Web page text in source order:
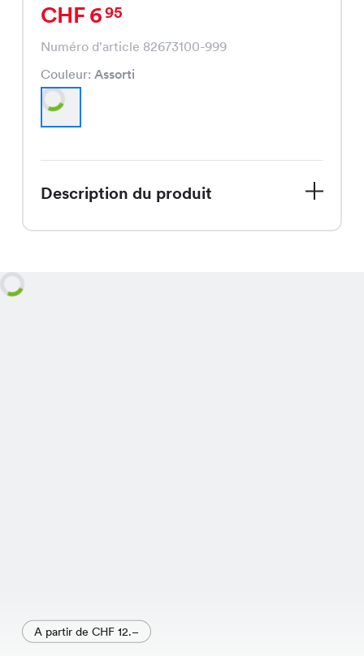
CHF 695
Numéro d'article 82673100-999
Couleur:Assorti
Description du produit
A partir de CHF 12.–